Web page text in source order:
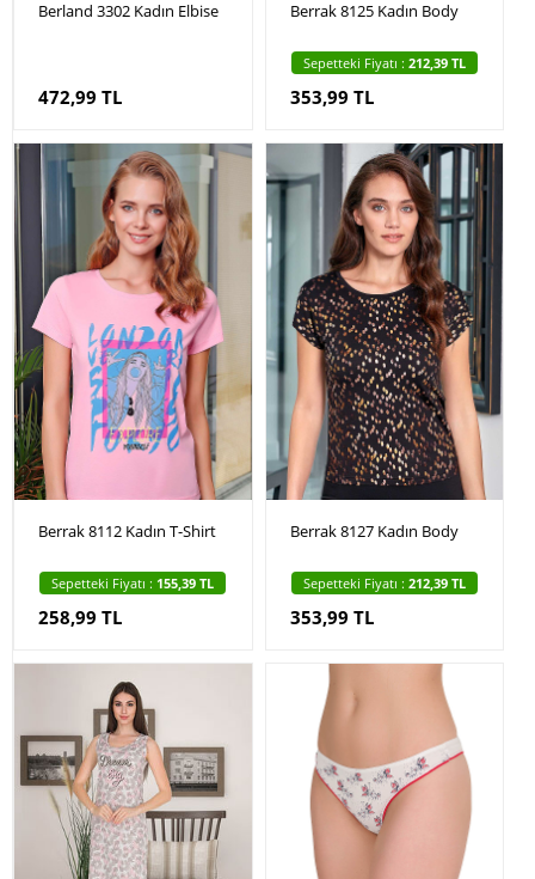
Berland 3302 Kadın Elbise
472,99 TL
Berrak 8125 Kadın Body
Sepetteki Fiyatı :212,39 TL
353,99 TL
Berrak 8112 Kadın T-Shirt
Sepetteki Fiyatı : 155,39 TL
258,99 TL
Berrak 8127 Kadın Body
Sepetteki Fiyatı :212,39 TL
353,99 TL